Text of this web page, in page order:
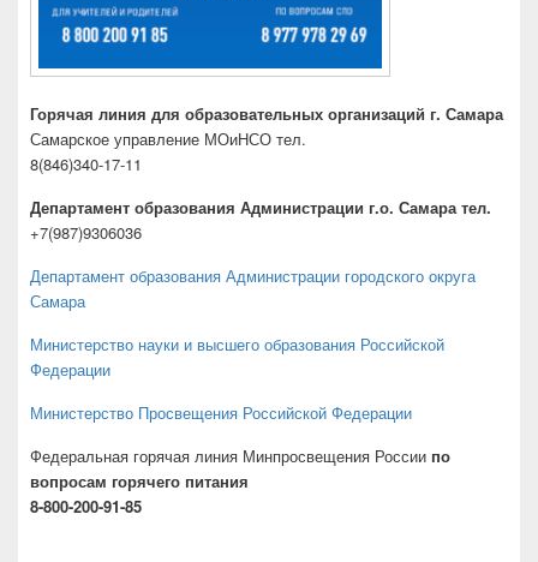
Горячая линия для образовательных организаций г. Самара
Самарское управление МОиНСО тел.
8(846)340-17-11
Департамент образования Администрации г.о. Самара тел.
+7(987)9306036
Департамент образования Администрации городского округа
Самара
Министерство науки и высшего образования Российской
Федерации
Министерство Просвещения Российской Федерации
Федеральная горячая линия Минпросвещения России по
вопросам горячего питания
8-800-200-91-85